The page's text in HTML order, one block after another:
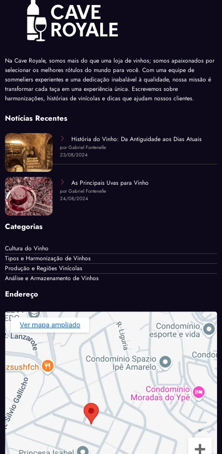
Na Cave Royale, somos mais do que uma loja de vinhos; somos apaixonados por
selecionar os melhores rótulos do mundo para você. Com uma equipe de
sommeliers experientes e uma dedicação inabalável à qualidade, nossa missão é
transformar cada taça em uma experiência única. Escrevemos sobre
harmonizações, histórias de vinícolas e dicas que ajudam nossos clientes.
Notícias Recentes
História do Vinho: Da Antiguidade aos Dias Atuais
por Gabriel Fontenelle
23/08/2024
As Principais Uvas para Vinho
por Gabriel Fontenelle
24/08/2024
Categorias
Cultura do Vinho
Tipos e Harmonização de Vinhos
Produção e Regiões Vinícolas
Análise e Armazenamento de Vinhos
Endereço